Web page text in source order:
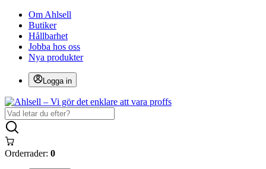
Om Ahlsell
Butiker
Hållbarhet
Jobba hos oss
Nya produkter
Logga in
Orderrader: 0